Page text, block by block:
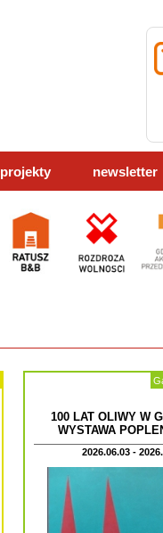
projekty newsletter
100 LAT OLIWY W
WYSTAWA
2026.06.03 -